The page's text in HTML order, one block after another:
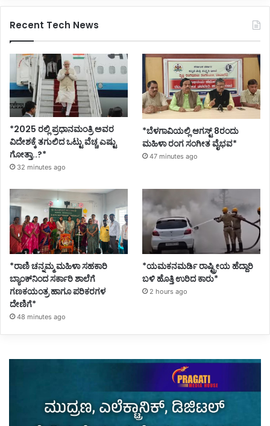
Recent Tech News
*2025 ರಲ್ಲಿ ಪ್ರಧಾನಮಂತ್ರಿ ಅವರ
ವಿದೇಶಕ್ಕೆ ತಗುಲಿದ ಒಟ್ಟು ವೆಚ್ಚ ಎಷ್ಟು
ಗೋತ್ತಾ..?*
32 minutes ago
*ಬೆಳಗಾವಿಯಲ್ಲಿ ಆಗಸ್ಟ್ 8ರಂದು
ಮಹಿಳಾ ರಂಗ ಸಂಗೀತ ವೈಭವ*
47 minutes ago
*ರಾಣಿ ಚನ್ನಮ್ಮ ಮಹಿಳಾ ಸಹಕಾರಿ
ಬ್ಯಾಂಕ್‌ನಿಂದ ಸರ್ಕಾರಿ ಶಾಲೆಗೆ
ಗಣಕಯಂತ್ರ ಹಾಗೂ ಪರಿಕರಗಳ
ದೇಣಿಗೆ*
48 minutes ago
*ಯಮಕನಮರ್ಡಿ ರಾಷ್ಟ್ರೀಯ ಹೆದ್ದಾರಿ
ಬಳಿ ಹೊತ್ತಿ ಉರಿದ ಕಾರು*
2 hours ago